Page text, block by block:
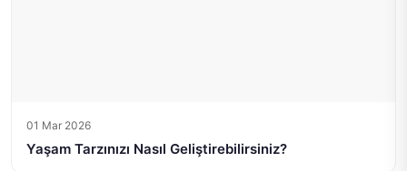
01 Mar 2026
Yaşam Tarzınızı Nasıl Geliştirebilirsiniz?